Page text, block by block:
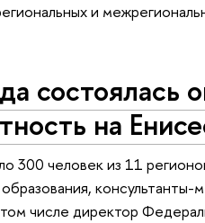
и
состоялась
на
300 человек из 11
числе директор